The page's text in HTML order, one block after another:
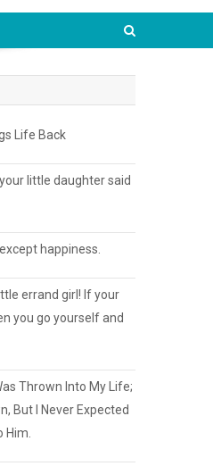
Life Back
little daughter said
happiness.
errand girl! If your
you go yourself and
Thrown Into My Life;
But I Never Expected
Him.